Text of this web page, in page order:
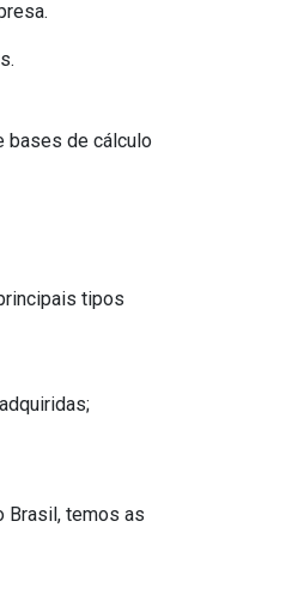
bases de cálculo
tipos
Brasil, temos as